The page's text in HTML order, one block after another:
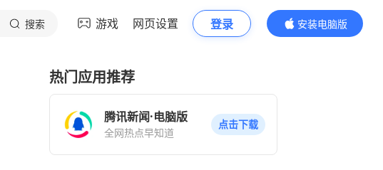
搜索 游戏 网页设置 登录
安装电脑版
内容更精彩
热门应用推荐
腾讯新闻·电脑版
全网热点早知道
点击下载